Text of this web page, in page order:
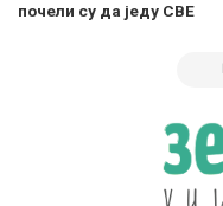
почели су да једу СВЕ